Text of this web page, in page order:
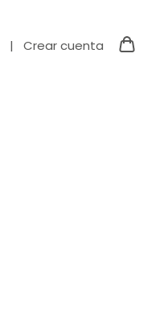
| Crear cuenta